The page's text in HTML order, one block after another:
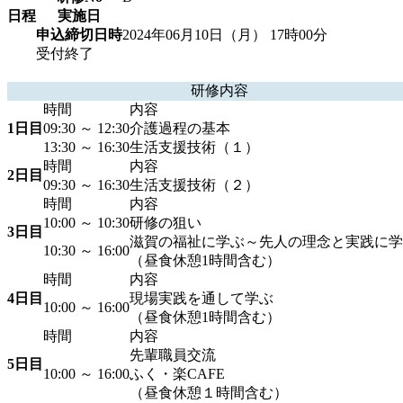
日程
実施日
申込締切日時2024年06月10日（月） 17時00分
受付終了
研修内容
1日目
時間
内容
09:30 ～ 12:30介護過程の基本
13:30 ～ 16:30生活支援技術（１）
2日目
時間
内容
09:30 ～ 16:30生活支援技術（２）
3日目
時間
内容
10:00 ～ 10:30研修の狙い
10:30 ～ 16:00
滋賀の福祉に学ぶ～先人の理念と実践に
（昼食休憩1時間含む）
4日目
時間
内容
10:00 ～ 16:00
現場実践を通して学ぶ
（昼食休憩1時間含む）
5日目
時間 内容
10:00 ～ 16:00
先輩職員交流
ふく・楽CAFE
（昼食休憩１時間含む）